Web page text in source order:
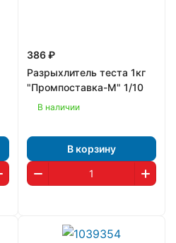
386 ₽
Разрыхлитель теста 1кг
"Промпоставка-М" 1/10
В наличии
В корзину